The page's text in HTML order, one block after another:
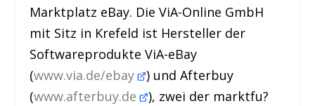
Marktplatz eBay. Die ViA-Online GmbH
mit Sitz in Krefeld ist Hersteller der
Softwareprodukte ViA-eBay
(www.via.de/ebay ) und Afterbuy
(www.afterbuy.de ), zwei der marktfu?